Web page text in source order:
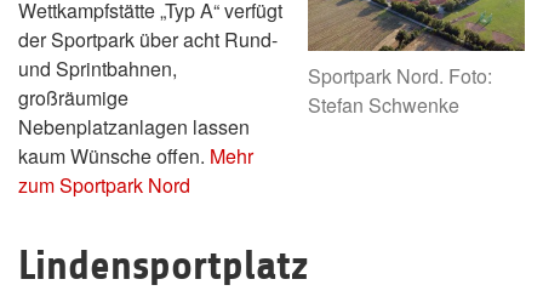
Sportpark Nord. Foto:
Stefan Schwenke
Wettkampfstätte „Typ A“ verfügt
der Sportpark über acht Rund-
und Sprintbahnen,
großräumige
Nebenplatzanlagen lassen
kaum Wünsche offen. Mehr
zum Sportpark Nord
Lindensportplatz